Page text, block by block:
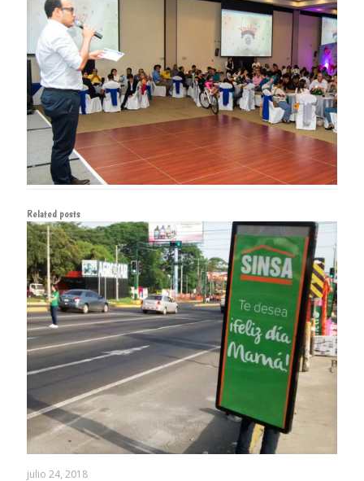
Related posts
julio 24, 2018